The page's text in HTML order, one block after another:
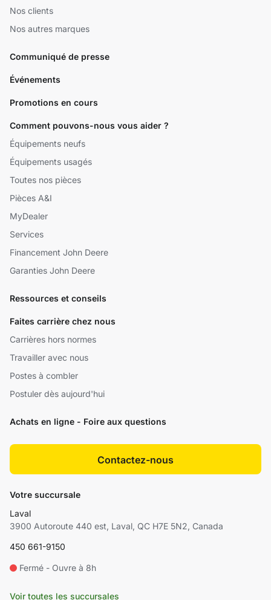
Nos clients
Nos autres marques
Communiqué de presse
Événements
Promotions en cours
Comment pouvons-nous vous aider ?
Équipements neufs
Équipements usagés
Toutes nos pièces
Pièces A&I
MyDealer
Services
Financement John Deere
Garanties John Deere
Ressources et conseils
Faites carrière chez nous
Carrières hors normes
Travailler avec nous
Postes à combler
Postuler dès aujourd'hui
Achats en ligne - Foire aux questions
Contactez-nous
Votre succursale
Laval
3900 Autoroute 440 est, Laval, QC H7E 5N2, Canada
450 661-9150
Fermé - Ouvre à 8h
Voir toutes les succursales